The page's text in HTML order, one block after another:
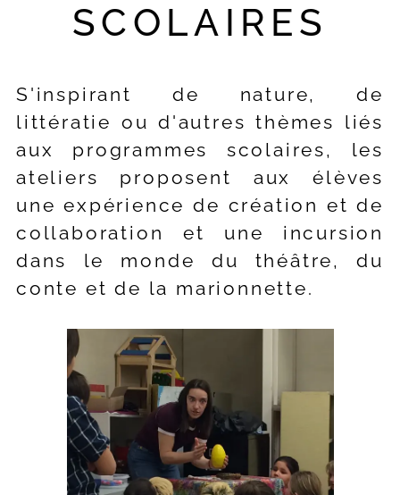
SCOLAIRES
S'inspirant de nature, de
littératie ou d'autres thèmes liés
aux programmes scolaires, les
ateliers proposent aux élèves
une expérience de création et de
collaboration et une incursion
dans le monde du théâtre, du
conte et de la marionnette.